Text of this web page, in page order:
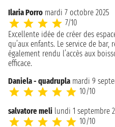
Ilaria Porro mardi 7 octobre 2025
7/10
Excellente idée de créer des
qu’aux enfants. Le service de
également rendu l’accès aux
efficace.
Daniela - quadrupla mardi 9
10/10
salvatore meli lundi 1 septembre
10/10